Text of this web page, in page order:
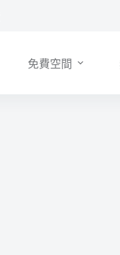
免費空間